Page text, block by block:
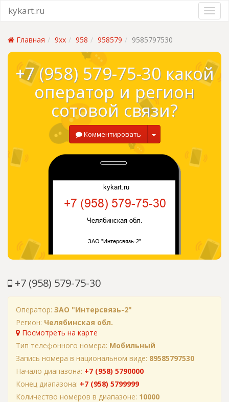
kykart.ru
Главная 9xx 958 958579 9585797530
+7 (958) 579-75-30 какой
оператор и регион
сотовой связи?
Комментировать
+7 (958) 579-75-30
Оператор: ЗАО "Интерсвязь-2"
Регион: Челябинская обл.
Посмотреть на карте
Тип телефонного номера: Мобильный
Запись номера в национальном виде: 89585797530
Начало диапазона: +7 (958) 5790000
Конец диапазона: +7 (958) 5799999
Количество номеров в диапазоне: 10000